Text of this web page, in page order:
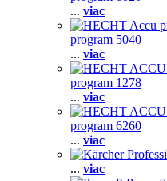
... viac
program 5040
... viac
program 1278
... viac
program 6260
... viac
... viac